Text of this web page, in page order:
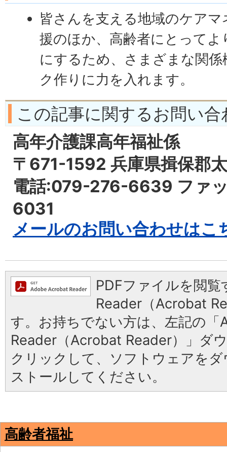
皆さんを支える地域のケア
援のほか、高齢者にとって
にするため、さまざまな関
ク作りに力を入れます。
この記事に関するお問い合
高年介護課高年福祉係
〒671-1592 兵庫県揖保郡
電話:079-276-6639 ファ
6031
メールのお問い合わせはこ
PDFファイルを閲
Reader（Acrobat
す。お持ちでない方は、左記の「
Reader（Acrobat Reader）」ダ
クリックして、ソフトウェアを
ストールしてください。
高齢者福祉